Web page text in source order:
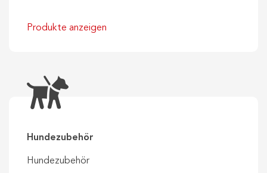
Produkte anzeigen
Hundezubehör
Hundezubehör